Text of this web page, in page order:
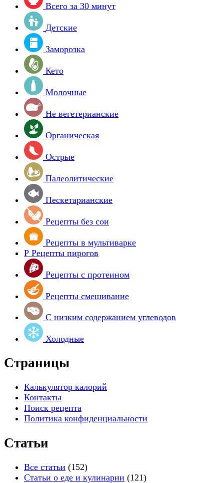
Всего за 30 минут
Детские
Заморозка
Кето
Молочные
Не вегетерианские
Органическая
Острые
Палеолитические
Пескетарианские
Рецепты без сои
Рецепты в мультиварке
Р Рецепты пирогов
Рецепты с протеином
Рецепты смешивание
С низким содержанием углеводов
Холодные
Страницы
Калькулятор калорий
Контакты
Поиск рецепта
Политика конфиденциальности
Статьи
Все статьи (152)
Статьи о еде и кулинарии (121)